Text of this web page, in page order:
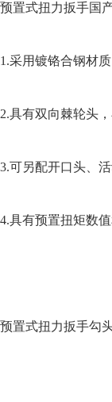
预置式扭力扳手国
1.采用镀铬合钢材
2.具有双向棘轮头
3.可另配开口头、
4.具有预置扭矩数
预置式扭力扳手勾